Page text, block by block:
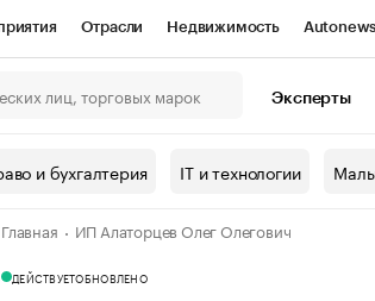
Отрасли Недвижимость Autonews
Проверка контрагентов
валюты
Эксперты
и бухгалтерия IT и технологии
Главная ИП Алаторцев Олег Олегович
ДЕЙСТВУЕТОБНОВЛЕНО